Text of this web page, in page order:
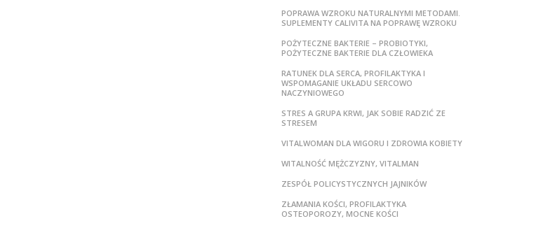
POPRAWA WZROKU NATURALNYMI METODAMI.
SUPLEMENTY CALIVITA NA POPRAWĘ WZROKU
POŻYTECZNE BAKTERIE – PROBIOTYKI,
POŻYTECZNE BAKTERIE DLA CZŁOWIEKA
RATUNEK DLA SERCA, PROFILAKTYKA I
WSPOMAGANIE UKŁADU SERCOWO
NACZYNIOWEGO
STRES A GRUPA KRWI, JAK SOBIE RADZIĆ ZE
STRESEM
VITALWOMAN DLA WIGORU I ZDROWIA KOBIETY
WITALNOŚĆ MĘŻCZYZNY, VITALMAN
ZESPÓŁ POLICYSTYCZNYCH JAJNIKÓW
ZŁAMANIA KOŚCI, PROFILAKTYKA
OSTEOPOROZY, MOCNE KOŚCI